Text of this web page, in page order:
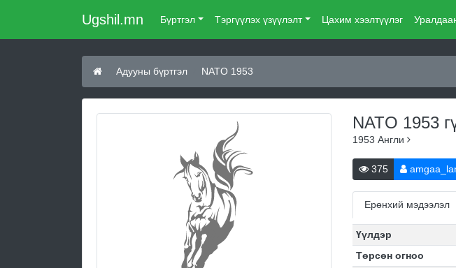
Ugshil.mn Бүртгэл Тэргүүлэх үзүүлэлт Цахим хээлтүүлэг
Адууны бүртгэл NATO 1953
NATO 1953
1953 Англи
375
Ерөнхий мэдээлэл
Үүлдэр
Төрсөн огноо